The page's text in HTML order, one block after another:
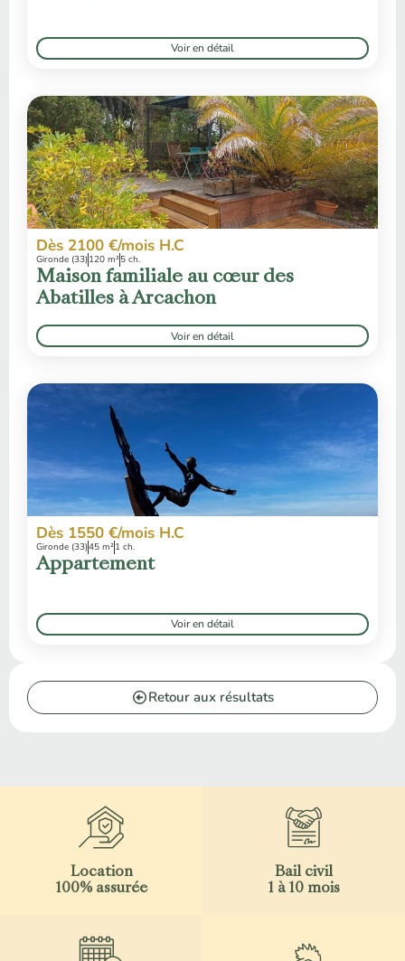
Voir en détail
Dès 2100 €/mois H.C
Gironde (33)120 m²5 ch.
Maison familiale au cœur des
Abatilles à Arcachon
Voir en détail
Dès 1550 €/mois H.C
Gironde (33)45 m²1 ch.
Appartement
Voir en détail
Retour aux résultats
Location
100% assurée
Bail civil
1 à 10 mois